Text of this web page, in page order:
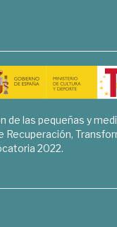
de las pequeñas y
2022.